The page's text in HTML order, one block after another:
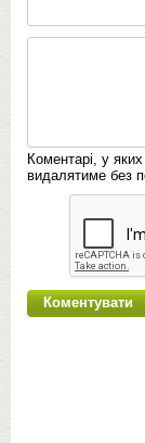
Коментарі, у
видалятиме без